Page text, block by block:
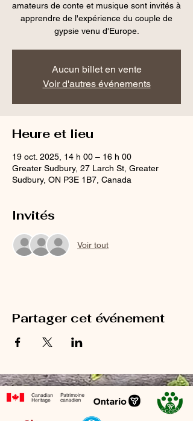
amateurs de conte et musique sont invités à
apprendre de l'expérience du couple de
gypsie venu d'Europe.
Aucun billet en vente
Voir d'autres événements
Heure et lieu
19 oct. 2025, 14 h 00 – 16 h 00
Greater Sudbury, 27 Larch St, Greater
Sudbury, ON P3E 1B7, Canada
Invités
Voir tout
Partager cet événement